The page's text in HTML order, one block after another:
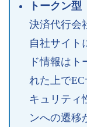
トークン型
決済代行会
自社サイト
ド情報は
れた上で
キュリティ
ンへの遷移